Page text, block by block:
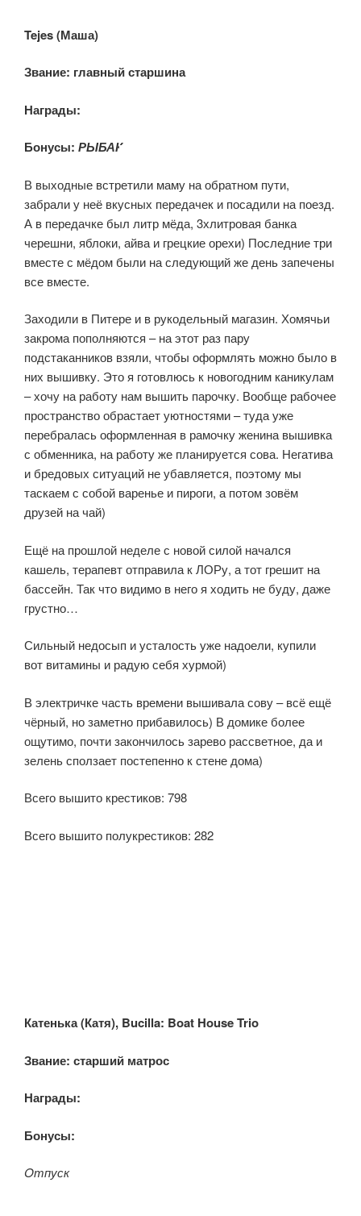
Tejes (Маша)
Звание: главный старшина
Награды:
Бонусы: РЫБАК
В выходные встретили маму на обратном пути,
забрали у неё вкусных передачек и посадили на поезд.
А в передачке был литр мёда, 3хлитровая банка
черешни, яблоки, айва и грецкие орехи) Последние три
вместе с мёдом были на следующий же день запечены
все вместе.
Заходили в Питере и в рукодельный магазин. Хомячьи
закрома пополняются – на этот раз пару
подстаканников взяли, чтобы оформлять можно было в
них вышивку. Это я готовлюсь к новогодним каникулам
– хочу на работу нам вышить парочку. Вообще рабочее
пространство обрастает уютностями – туда уже
перебралась оформленная в рамочку женина вышивка
с обменника, на работу же планируется сова. Негатива
и бредовых ситуаций не убавляется, поэтому мы
таскаем с собой варенье и пироги, а потом зовём
друзей на чай)
Ещё на прошлой неделе с новой силой начался
кашель, терапевт отправила к ЛОРу, а тот грешит на
бассейн. Так что видимо в него я ходить не буду, даже
грустно…
Сильный недосып и усталость уже надоели, купили
вот витамины и радую себя хурмой)
В электричке часть времени вышивала сову – всё ещё
чёрный, но заметно прибавилось) В домике более
ощутимо, почти закончилось зарево рассветное, да и
зелень сползает постепенно к стене дома)
Всего вышито крестиков: 798
Всего вышито полукрестиков: 282
Катенька(Катя), Bucilla: Boat House Trio
Звание: старший матрос
Награды:
Бонусы:
Oтпуск